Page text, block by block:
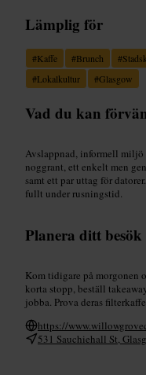
Lämplig för
#Kaffe #Brunch #
#Lokalkultur #Glasgow
Vad du kan
Avslappnad, informell miljö
noggrant, ett enkelt men
samt ett par uttag för
fullt under rusningstid.
Planera ditt besök
Kom tidigare på morgonen
korta stopp, beställ
jobba. Prova deras
https://
531 Sauchiehall St,